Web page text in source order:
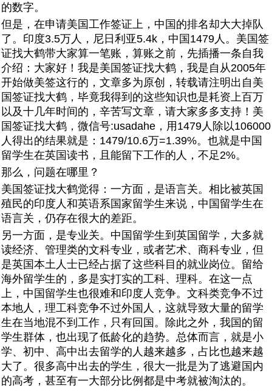
的数字。
但是，在申请美国工作签证上，中国的排名却大大掉队
了。印度3.5万人，尼日利亚5.4k，中国1479人。美国签
证找大鹤带大家算一笔账，算账之前，先插播一条自我
介绍：大家好！我是美国签证找大鹤，我是自从2005年
开始做美签这行的，文章多为原创，转载请注明出自美
国签证找大鹤，毕竟我得到的这些知识也是耗资上百万
以及十几年时间的，辛苦写文章，请大家多多支持！美
国签证找大鹤，微信号:usadahe，用1479人除以106000
人得出的结果就是：1479/10.6万=1.39%。也就是中国
留学生在英国读书，且能留下工作的人，不足2%。
那么，问题在哪里？
美国签证找大鹤觉得：一方面，是语言关。相比被英国
殖民的印度人和英语系国家留学生来说，中国留学生在
语言关，仍存在很大的差距。
另一方面，是专业关。中国留学生到英国留学，大多就
读经济、管理类的文科专业，或者艺术、商科专业，但
是英国本土人士已经占据了这些科目的就业岗位。留给
海外留学生的，多是实打实的工科、理科。在这一点
上，中国留学生也很难和印度人竞争。文科类竞争不过
本地人，理工科竞争不过外国人，这就导致大量的留学
生在当地混不到工作，只有回国。除此之外，我国的留
学生群体，也出现了低龄化的趋势。总体而言，就是小
学、初中、高中出去留学的人越来越多，占比也越来越
大了。很多高中出去的学生，很大一批是为了逃避国内
的高考，甚至有一大部分比例都是中考就被淘汰的。